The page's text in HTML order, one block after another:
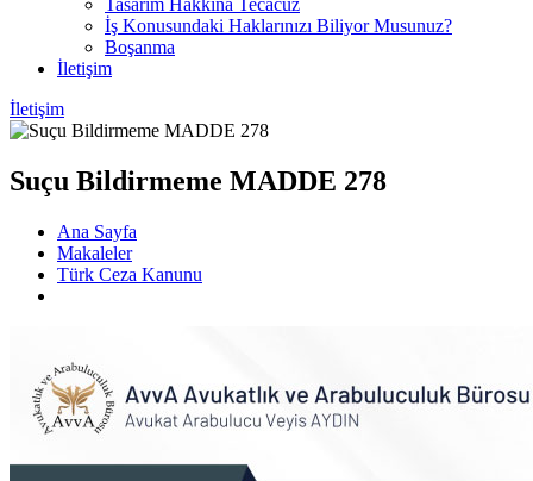
Tasarım Hakkına Tecacüz
İş Konusundaki Haklarınızı Biliyor Musunuz?
Boşanma
İletişim
İletişim
Suçu Bildirmeme MADDE 278
Ana Sayfa
Makaleler
Türk Ceza Kanunu